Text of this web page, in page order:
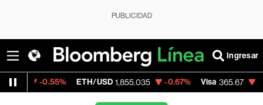
PUBLICIDAD
Ingresar
ETH/USD 1,855.035 -0.67% Visa 365.67 -0.13%